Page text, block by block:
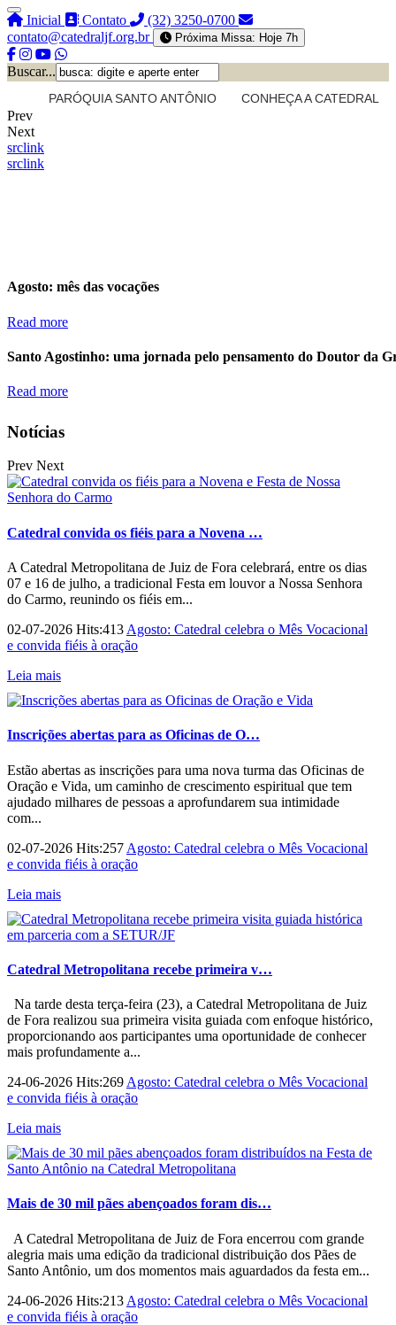
Inicial Contato
(32) 3250-0700
contato@catedraljf.org.br
Próxima Missa: Hoje 7h
Buscar...
PARÓQUIA SANTO ANTÔNIO CONHEÇA A CATEDRAL
Prev
Next
srclink
srclink
Agosto: mês das vocações
Read more
Santo Agostinho: uma jornada pelo pensamento do Doutor da
Read more
Notícias
Prev Next
Catedral convida os fiéis para a Novena …
A Catedral Metropolitana de Juiz de Fora celebrará, entre os dias
07 e 16 de julho, a tradicional Festa em louvor a Nossa Senhora
do Carmo, reunindo os fiéis em...
02-07-2026 Hits:413 Agosto: Catedral celebra o Mês Vocacional
e convida fiéis à oração
Leia mais
Inscrições abertas para as Oficinas de O…
Estão abertas as inscrições para uma nova turma das Oficinas de
Oração e Vida, um caminho de crescimento espiritual que tem
ajudado milhares de pessoas a aprofundarem sua intimidade
com...
02-07-2026 Hits:257 Agosto: Catedral celebra o Mês Vocacional
e convida fiéis à oração
Leia mais
Catedral Metropolitana recebe primeira v…
Na tarde desta terça-feira (23), a Catedral Metropolitana de Juiz
de Fora realizou sua primeira visita guiada com enfoque histórico,
proporcionando aos participantes uma oportunidade de conhecer
mais profundamente a...
24-06-2026 Hits:269 Agosto: Catedral celebra o Mês Vocacional
e convida fiéis à oração
Leia mais
Mais de 30 mil pães abençoados foram dis…
A Catedral Metropolitana de Juiz de Fora encerrou com grande
alegria mais uma edição da tradicional distribuição dos Pães de
Santo Antônio, um dos momentos mais aguardados da festa em...
24-06-2026 Hits:213 Agosto: Catedral celebra o Mês Vocacional
e convida fiéis à oração